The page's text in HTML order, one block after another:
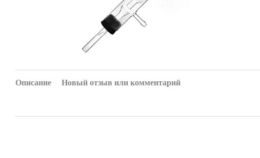
Описание Новый отзыв или комментарий